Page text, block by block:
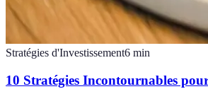
Stratégies d'Investissement6 min
10 Stratégies Incontournables